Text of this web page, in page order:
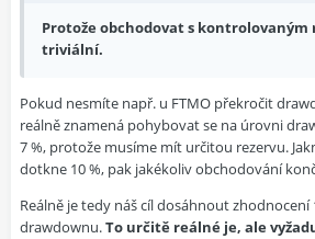
Protože obchodovat s kontrolovaným
triviální.
Pokud nesmíte např. u FTMO překročit
reálně znamená pohybovat se na úrovni
7 %, protože musíme mít určitou rezervu.
dotkne 10 %, pak jakékoliv obchodování
Reálně je tedy náš cíl dosáhnout zhodnocení
drawdownu.To určitě reálné je, ale